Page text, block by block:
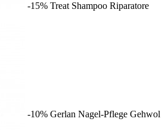
-15% Treat Shampoo Riparatore
-10% Gerlan Nagel-Pflege Gehwol